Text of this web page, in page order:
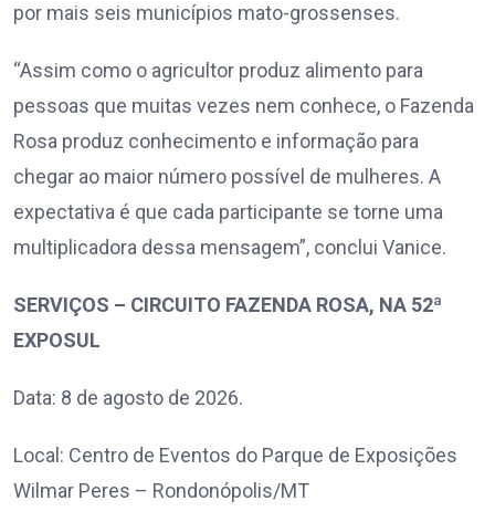
por mais seis municípios mato-grossenses.
“Assim como o agricultor produz alimento para
pessoas que muitas vezes nem conhece, o Fazenda
Rosa produz conhecimento e informação para
chegar ao maior número possível de mulheres. A
expectativa é que cada participante se torne uma
multiplicadora dessa mensagem”, conclui Vanice.
SERVIÇOS – CIRCUITO FAZENDA ROSA, NA 52ª
EXPOSUL
Data: 8 de agosto de 2026.
Local: Centro de Eventos do Parque de Exposições
Wilmar Peres – Rondonópolis/MT